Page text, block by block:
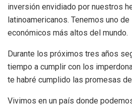
inversión envidiado por nuestros
latinoamericanos. Tenemos uno
económicos más altos del mundo.
Durante los próximos tres años
tiempo a cumplir con los
te habré cumplido las promesas de
Vivimos en un país donde